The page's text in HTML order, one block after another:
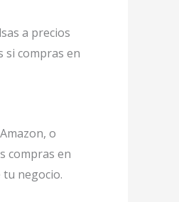
a precios
si compras en
o
compras en
negocio.